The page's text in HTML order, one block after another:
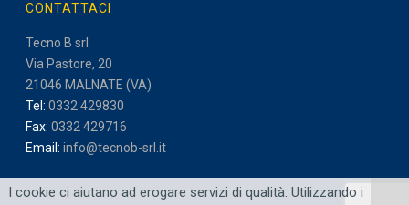
CONTATTACI
Tecno B srl
Via Pastore, 20
21046 MALNATE (VA)
Tel: 0332 429830
Fax: 0332 429716
Email: info@tecnob-srl.it
I cookie ci aiutano ad erogare servizi di qualità. Utilizzando i